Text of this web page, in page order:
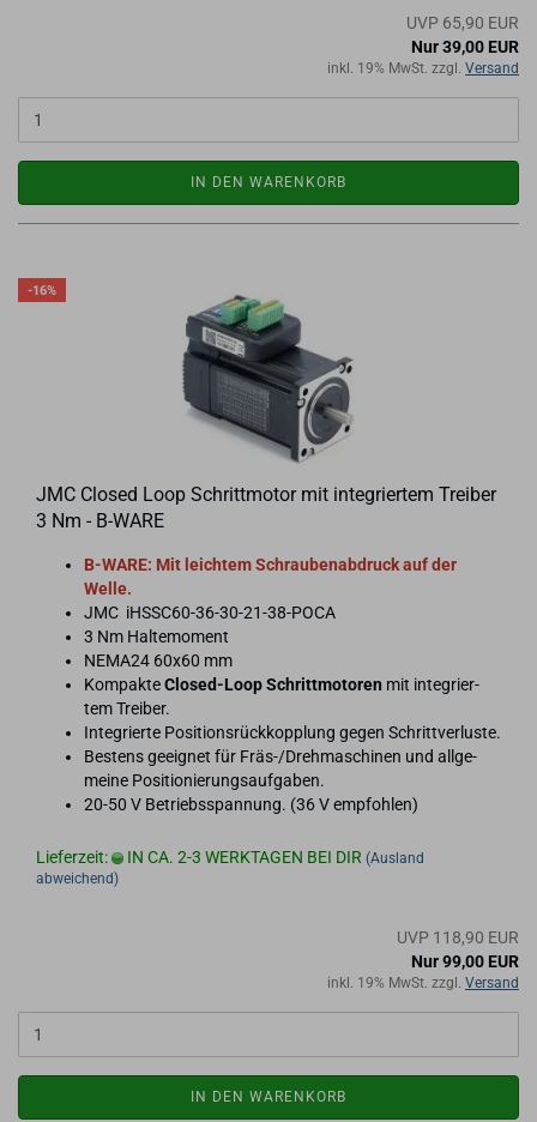
UVP 65,90 EUR
Nur 39,00 EUR
inkl. 19% MwSt. zzgl. Versand
IN DEN WARENKORB
-16%
JMC Clo­sed Loop Schritt­mo­tor mit in­te­grier­tem Trei­ber
3 Nm - B-​WARE
B-​WARE: Mit leich­tem Schrau­ben­ab­druck auf der
Welle.
JMC iHSSC60-​36-30-21-38-POCA
3 Nm Hal­te­mo­ment
NEMA24 60x60 mm
Kom­pak­teClosed-​Loop Schritt­mo­to­ren mit in­te­grier­
tem Trei­ber.
In­te­grier­te Po­si­ti­ons­rück­kopp­lung gegen Schritt­ver­lus­te.
Bes­tens ge­eig­net für Fräs-/Dreh­ma­schi­nen und all­ge­
mei­ne Po­si­tio­nie­rungs­auf­ga­ben.
20-50 V Be­triebs­span­nung. (36 V emp­foh­len)
Lieferzeit: IN CA. 2-3 WERKTAGEN BEI DIR (Ausland
abweichend)
UVP 118,90 EUR
Nur 99,00 EUR
inkl. 19% MwSt. zzgl. Versand
IN DEN WARENKORB